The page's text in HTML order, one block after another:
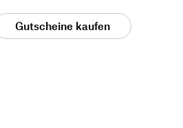
Gutscheine kaufen